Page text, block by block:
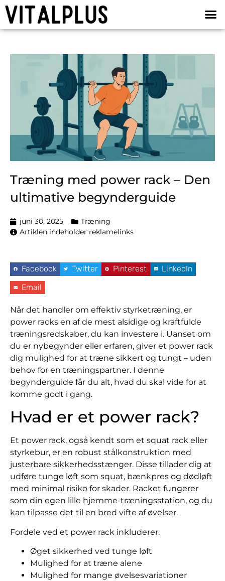
Træning med power rack – Den
ultimative begynderguide
juni 30, 2025
Træning
Artiklen indeholder reklamelinks
Facebook Twitter Pinterest
LinkedIn
Email
Når det handler om effektiv styrketræning, er
power racks en af de mest alsidige og kraftfulde
træningsredskaber, du kan investere i. Uanset om
du er nybegynder eller erfaren, giver et power rack
dig mulighed for at træne sikkert og tungt – uden
behov for en træningspartner. I denne
begynderguide får du alt, hvad du skal vide for at
komme godt i gang.
Hvad er et power rack?
Et power rack, også kendt som et squat rack eller
styrkebur, er en robust stålkonstruktion med
justerbare sikkerhedsstænger. Disse tillader dig at
udføre tunge løft som squat, bænkpres og dødløft
med minimal risiko for skader. Racket fungerer
som din egen lille hjemme-træningsstation, og du
kan tilpasse det til en bred vifte af øvelser.
Fordele ved et power rack inkluderer:
Øget sikkerhed ved tunge løft
Mulighed for at træne alene
Mulighed for mange øvelsesvariationer